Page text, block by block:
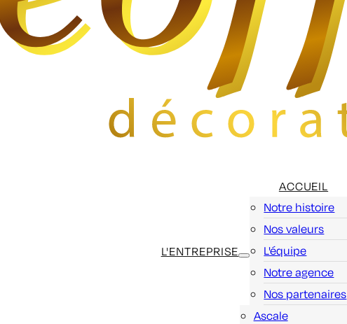
ACCUEIL
L'ENTREPRISE
Notre histoire
Nos valeurs
L'équipe
Notre agence
Nos partenaires
Ascale